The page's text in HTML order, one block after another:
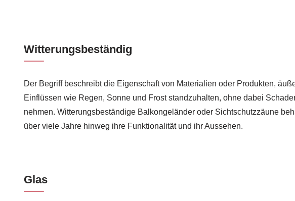
Witterungsbeständig
Der Begriff beschreibt die Eigenschaft von Materialien oder Produkten,
Einflüssen wie Regen, Sonne und Frost standzuhalten, ohne dabei
nehmen. Witterungsbeständige Balkongeländer oder Sichtschutzzäune
über viele Jahre hinweg ihre Funktionalität und ihr Aussehen.
Glas